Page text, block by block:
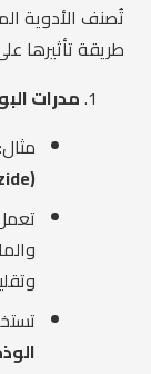
تُصنف الأدوية
طريقة تأثيرها
مدرات
مثال:
(Hydrochlorothiazide)